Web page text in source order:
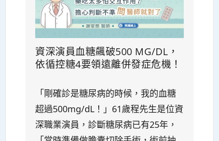
資深演員血糖飆破500 MG/DL，
依循控糖4要領遠離併發症危機！
「剛確診是糖尿病的時候，我的血糖
超過500mg/dL！」61歲程先生是位資
深職業演員，診斷糖尿病已有25年，